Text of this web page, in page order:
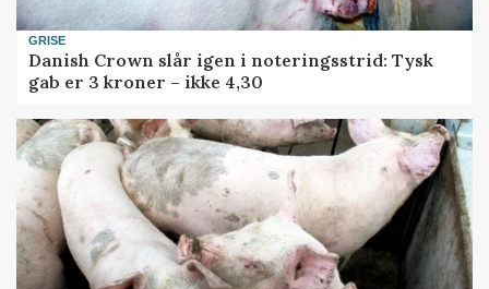
GRISE
Danish Crown slår igen i noteringsstrid: Tysk
gab er 3 kroner – ikke 4,30